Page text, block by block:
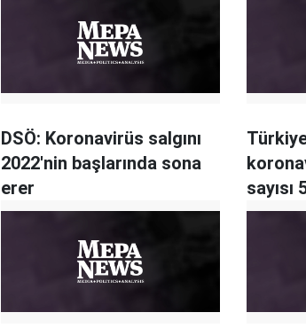
DSÖ: Koronavirüs salgını
2022'nin başlarında sona
erer
sayısı